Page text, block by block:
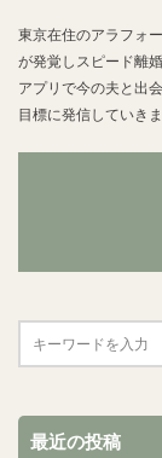
東京在住のアラフォ
が発覚しスピード離
アプリで今の夫と出
目標に発信していき
最近の投稿